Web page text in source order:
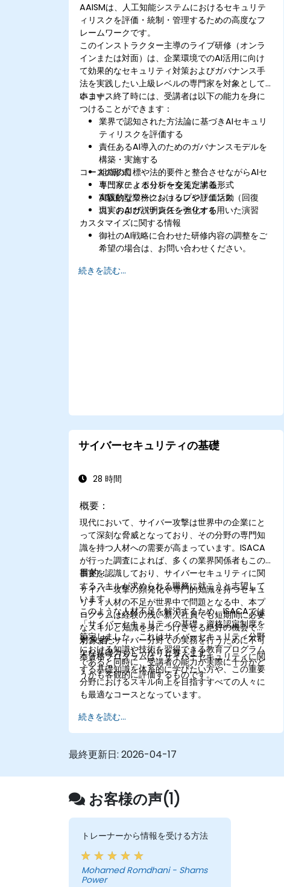
AAISMは、人工知能システムにおけるセキュリテ
ィリスクを評価・統制・管理するための高度なフ
レームワークです。
このインストラクター主導のライブ研修（オンラ
インまたは対面）は、企業環境でのAI活用に向け
て効果的なセキュリティ対策およびガバナンス手
法を実践したい上級レベルの専門家を対象として
います。
本コース終了時には、受講者は以下の能力を身に
つけることができます：
業界で認知された方法論に基づきAIセキュリ
ティリスクを評価する
責任あるAI導入のためのガバナンスモデルを
構築・実施する
組織の目標や法的要件と整合させながらAIセ
キュリティポリシーを策定する
AI駆動型業務におけるレジリエンス（回復
力）および説明責任を強化する
コースの形式
専門家による分析を交えた講義形式
実践的なワークショップや評価活動
現実のAIガバナンスシナリオを用いた演習
カスタマイズに関する情報
御社のAI戦略に合わせた研修内容の調整をご
希望の場合は、お問い合わせください。
続きを読む...
サイバーセキュリティの基礎
28 時間
概要：
現代において、サイバー攻撃は世界中の企業にと
って深刻な脅威となっており、その分野の専門知
識を持つ人材への需要が高まっています。ISACA
が行った調査によれば、多くの業界関係者もこの
事実を認識しており、サイバーセキュリティに関
するスキルが求められる職務に就こうと志望して
います。
このような人材不足を解消するため、ISACAでは
「サイバーセキュリティの基礎」資格認定制度を
策定しました。これはサイバーセキュリティ分野
における知識や技術を習得できる教育プログラム
であると同時に、受講者の能力が実際に十分かど
うかも客観的に評価するものです。
目的：
サイバー攻撃の頻発化や専門的知識を持つセキュ
リティ人材の不足が世界中で問題となる中、本プ
ログラムは経験の浅い新入社員でも短期間に必要
なスキルと知識を身につけさせる絶好の機会で
す。またサイバー分野での実務を行うために不可
欠な基礎力もしっかりと養えます。
対象者：
本資格プログラムは、サイバーセキュリティに関
する基礎知識を体系的に学びたい方や、この重要
分野におけるスキル向上を目指すすべての人々に
も最適なコースとなっています。
続きを読む...
最終更新日: 2026-04-17
お客様の声(1)
トレーナーから情報を受ける方法
Mohamed Romdhani - Shams
Power